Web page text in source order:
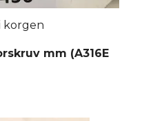
korgen
mm (A316E